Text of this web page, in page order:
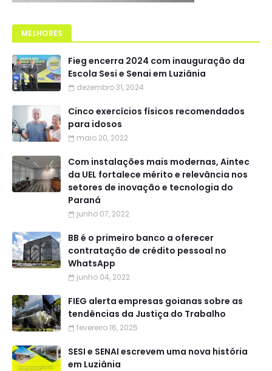
MELHORES
Fieg encerra 2024 com inauguração da
Escola Sesi e Senai em Luziânia
dezembro 31, 2024
Cinco exercícios físicos recomendados
para idosos
maio 20, 2022
Com instalações mais modernas, Aintec
da UEL fortalece mérito e relevância nos
setores de inovação e tecnologia do
Paraná
junho 07, 2022
BB é o primeiro banco a oferecer
contratação de crédito pessoal no
WhatsApp
junho 04, 2022
FIEG alerta empresas goianas sobre as
tendências da Justiça do Trabalho
fevereiro 16, 2025
SESI e SENAI escrevem uma nova história
em Luziânia